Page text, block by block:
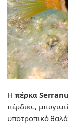
Η πέρκα
πέρδικα,
υποτροπικό